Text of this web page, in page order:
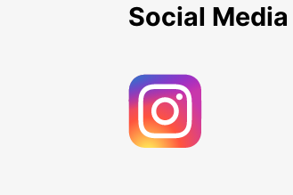
Social Media